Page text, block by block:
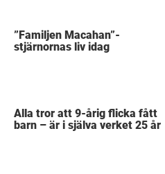
”Familjen Macahan”-
stjärnornas liv idag
Alla tror att 9-årig flicka fått
barn – är i själva verket 25 år